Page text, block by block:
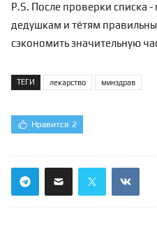
P.S. После проверки
дедушкам и тётям
сэкономить значительную
ТЕГИ лекарство минздрав
Нравится 2